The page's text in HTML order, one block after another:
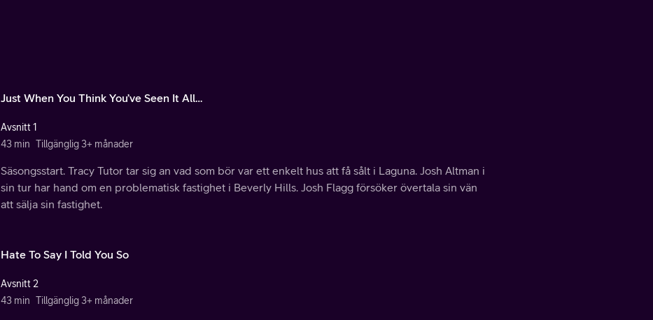
Just When You Think You’ve Seen It All…
Avsnitt 1
43 min Tillgänglig 3+ månader
Säsongsstart. Tracy Tutor tar sig an vad som bör var ett enkelt hus att få sålt i Laguna. Josh Altman i
sin tur har hand om en problematisk fastighet i Beverly Hills. Josh Flagg försöker övertala sin vän
att sälja sin fastighet.
Hate To Say I Told You So
Avsnitt 2
43 min Tillgänglig 3+ månader